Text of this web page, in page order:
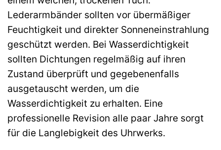
Lederarmbänder sollten vor übermäßiger
Feuchtigkeit und direkter Sonneneinstrahlung
geschützt werden. Bei Wasserdichtigkeit
sollten Dichtungen regelmäßig auf ihren
Zustand überprüft und gegebenenfalls
ausgetauscht werden, um die
Wasserdichtigkeit zu erhalten. Eine
professionelle Revision alle paar Jahre sorgt
für die Langlebigkeit des Uhrwerks.